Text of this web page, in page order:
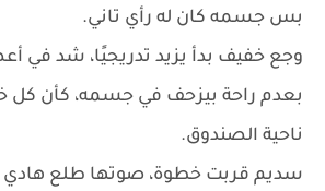
بس جسمه كان له رأي تاني.
وجع خفيف بدأ يزيد تدريجيًا، شد في
بعدم راحة بيزحف في جسمه، كأن كل
ناحية الصندوق.
سديم قربت خطوة، صوتها طلع